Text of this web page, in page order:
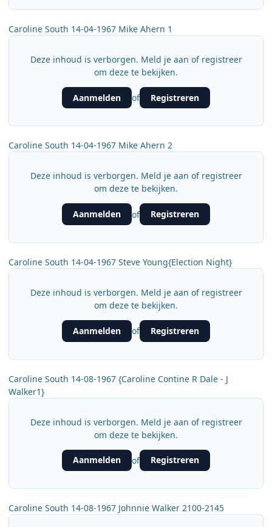
Caroline South 14-04-1967 Mike Ahern 1
Deze inhoud is verborgen. Meld je aan of registreer
om deze te bekijken.
Aanmelden of Registreren
Caroline South 14-04-1967 Mike Ahern 2
Deze inhoud is verborgen. Meld je aan of registreer
om deze te bekijken.
Aanmelden of Registreren
Caroline South 14-04-1967 Steve Young{Election Night}
Deze inhoud is verborgen. Meld je aan of registreer
om deze te bekijken.
Aanmelden of Registreren
Caroline South 14-08-1967 {Caroline Contine R Dale - J
Walker1}
Deze inhoud is verborgen. Meld je aan of registreer
om deze te bekijken.
Aanmelden of Registreren
Caroline South 14-08-1967 Johnnie Walker 2100-2145